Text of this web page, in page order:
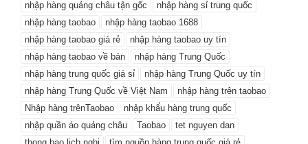
nhập hàng quảng châu tận gốc
nhập hàng sỉ trung quốc
nhập hàng taobao
nhập hàng taobao 1688
nhập hàng taobao giá rẻ
nhập hàng taobao uy tín
nhập hàng taobao về bán
nhập hàng Trung Quốc
nhập hàng trung quốc giá sỉ
nhập hàng Trung Quốc uy tín
nhập hàng Trung Quốc về Việt Nam
nhập hàng trên taobao
Nhập hàng trênTaobao
nhập khẩu hàng trung quốc
nhập quần áo quảng châu
Taobao
tet nguyen dan